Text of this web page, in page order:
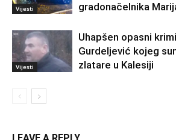
Vijesti
gradonačelnika
Vijesti
Uhapšen opasni
Gurdeljević kojeg
zlatare u Kalesiji